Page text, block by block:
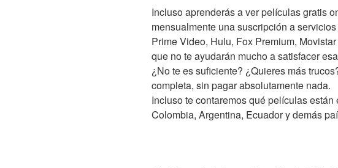
Incluso aprenderás a ver películas gratis
mensualmente una suscripción a
Prime Video, Hulu, Fox Premium,
que no te ayudarán mucho a satisfacer
¿No te es suficiente? ¿Quieres más
completa, sin pagar absolutamente nada.
Incluso te contaremos qué películas
Colombia, Argentina, Ecuador y demás